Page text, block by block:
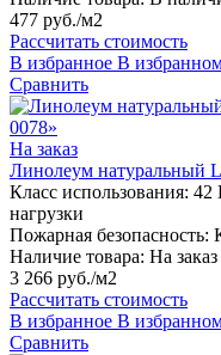
477 руб./м2
Рассчитать стоимость
В избранное В
Сравнить
На заказ
Линолеум натуральный
Класс использования: 42
нагрузки
Пожарная безопасность:
Наличие товара: На заказ
3 266 руб./м2
Рассчитать стоимость
В избранное В
Сравнить